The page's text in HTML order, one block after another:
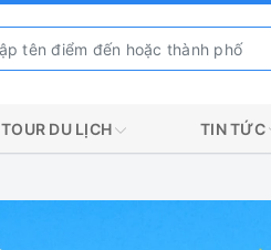
TOUR DU LỊCH TIN TỨC